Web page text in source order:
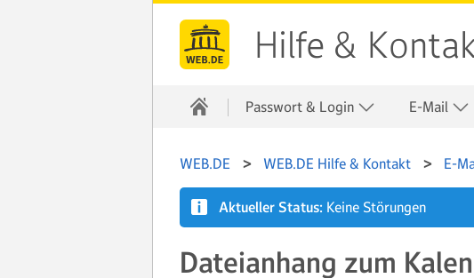
Hilfe &
Passwort & Login E-Mail
WEB.DE WEB.DE Hilfe & Kontakt E-
Aktueller Status: Keine Störungen
Dateianhang zum